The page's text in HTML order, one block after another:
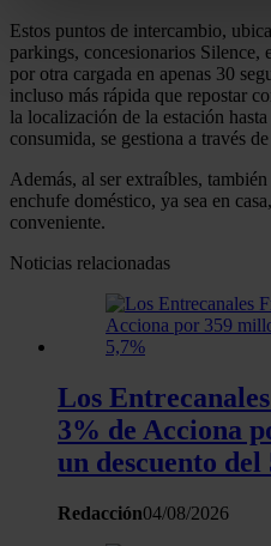
Identificar su
para buscar
digitales)
Obtenga más información
sección de datos. Puede
consentimiento en cualquier
Las cookies de este sitio
el contenido y los anuncios,
sociales y analizar el
información sobre el uso
nuestros partners de redes
web, quienes pueden
que les haya proporcionado
partir del uso que haya
Estos puntos de intercambio,
parkings, concesionarios Silence,
por otra cargada en apenas 30
incluso más rápida que repostar
la localización de la estación
consumida, se gestiona a través
Además, al ser extraíbles,
enchufe doméstico, ya sea en
conveniente.
Noticias relacionadas
Los
3% de Acciona
un descuento del
Redacción04/08/2026